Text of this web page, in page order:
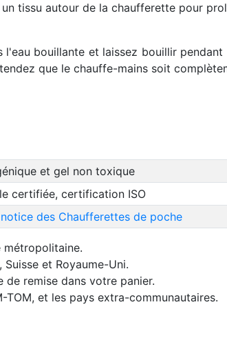
tissu autour de la chaufferette pour
l'eau bouillante et laissez bouillir
que le chauffe-mains soit
et gel non toxique
certifiée, certification ISO
des Chaufferettes de poche
et Royaume-Uni.
remise dans votre panier.
TOM, et les pays extra-communautaires.